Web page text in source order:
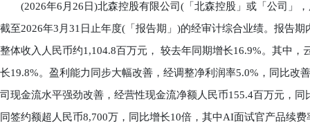
(2026年6月26日)北森控股有限公司(「北森控股」或「公司」
截至2026年3月31日止年度(「报告期」)的经审计综合业绩。报告
整体收入人民币约1,104.8百万元， 较去年同期增长16.9%。其中
长19.8%。盈利能力同步大幅改善，经调整净利润率5.0%，同比改
司现金流水平强劲改善，经营性现金流净额人民币155.4百万元，
同签约额超人民币8,700万，同比增长10倍，其中AI面试官产品续